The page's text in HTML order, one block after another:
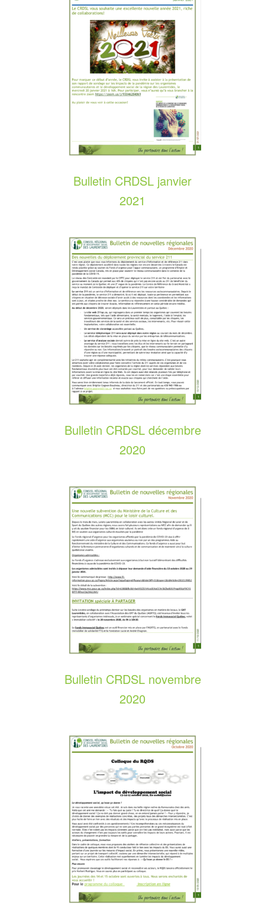
Bulletin CRDSL janvier
2021
Bulletin CRDSL décembre
2020
Bulletin CRDSL novembre
2020